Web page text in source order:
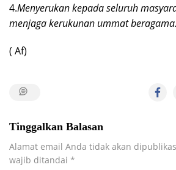
4.Menyerukan kepada seluruh
menjaga kerukunan ummat beragama.
( Af)
Tinggalkan Balasan
Alamat email Anda tidak akan
wajib ditandai *